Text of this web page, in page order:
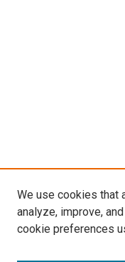
We use cookies that
analyze, improve,
cookie preferences